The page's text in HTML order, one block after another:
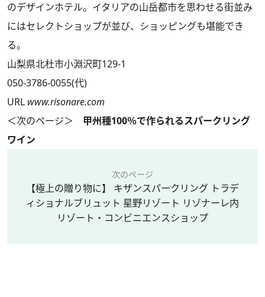
のデザインホテル。イタリアの山岳都市を思わせる街並み
にはセレクトショップが並び、ショッピングも堪能でき
る。
山梨県北杜市小淵沢町129-1
050-3786-0055(代)
URL www.risonare.com
＜次のページ＞ 甲州種100％で作られるスパークリング
ワイン
次のページ
【極上の贈り物に】 キザンスパークリング トラデ
ィショナルブリュット 星野リゾート リゾナーレ内
リゾート・コンビニエンスショップ